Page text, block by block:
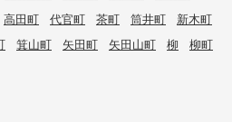
高田町 代官町 茶町 筒井町
新木町
箕山町 矢田町 矢田山町 柳
柳町